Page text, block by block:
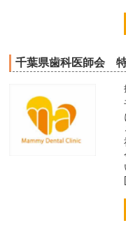
千葉県歯科医師会